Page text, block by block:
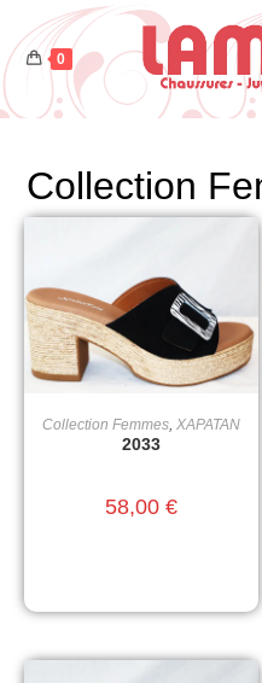
0
Collection
CHOIX DES OPTIONS
Collection Femmes XAPATAN
2033
58,00 €